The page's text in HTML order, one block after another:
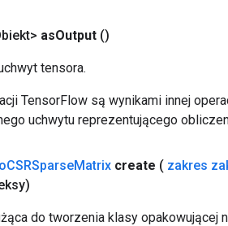
asOutput ()
tensora.
TensorFlow są wynikami innej
uchwytu reprezentującego
CSRSparseMatrix create ( zakres
do tworzenia klasy opakowującej